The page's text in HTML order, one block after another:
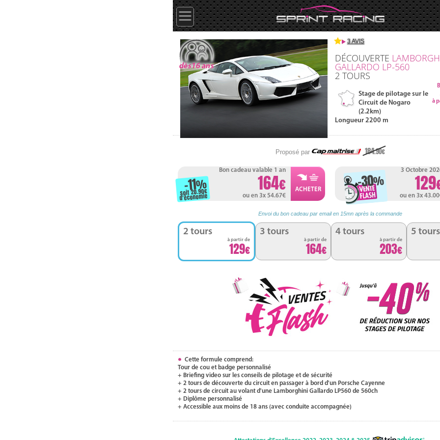
DÉCOUVERTE
GALLARDO LP-560
2 TOURS
3 AVIS
à
Stage de pilotage sur le
Circuit de Nogaro
(2.2km)
Longueur 2200 m
Proposé par 184.90
Bon cadeau valable 1 an
164
ou en 3x 54.67
-11%
soit 20.90
d'économie
3 Octobre
129
ou en 3x
-30%
Envoi du bon cadeau par email en 15mn après la commande
2 tours
à partir de
129
3 tours
à partir de
164
4 tours
à partir de
203
5 tours
Cette formule comprend:
Tour de cou et badge personnalisé
+ Briefing video sur les conseils de pilotage et de sécurité
+ 2 tours de découverte du circuit en passager à bord d'un Porsche Cayenne
+ 2 tours de circuit au volant d'une Lamborghini Gallardo LP560 de 560ch
+ Diplôme personnalisé
+ Accessible aux moins de 18 ans (avec conduite accompagnée)